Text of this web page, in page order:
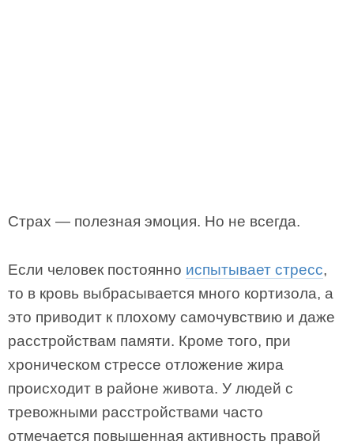
Страх — полезная эмоция. Но не всегда.
Если человек постоянно испытывает стресс,
то в кровь выбрасывается много кортизола, а
это приводит к плохому самочувствию и даже
расстройствам памяти. Кроме того, при
хроническом стрессе отложение жира
происходит в районе живота. У людей с
тревожными расстройствами часто
отмечается повышенная активность правой